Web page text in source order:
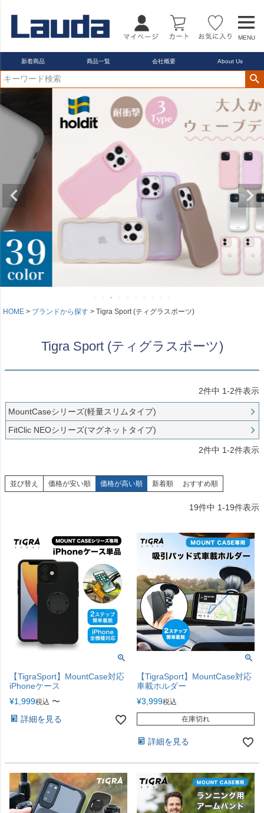
MENU
新着商品 商品一覧 会社概要 About Us
HOME ブランドから探す Tigra Sport (ティグラスポーツ)
Tigra Sport (ティグラスポーツ)
2件中 1-2件表示
MountCaseシリーズ(軽量スリムタイプ)
FitClic NEOシリーズ(マグネットタイプ)
2件中 1-2件表示
並び替え 価格が安い順 価格が高い順 新着順 おすすめ順
19件中 1-19件表示
【TigraSport】MountCase対応
iPhoneケース
¥1,999税込 〜
詳細を見る
【TigraSport】MountCase対応
車載ホルダー
¥3,999税込
在庫切れ
詳細を見る